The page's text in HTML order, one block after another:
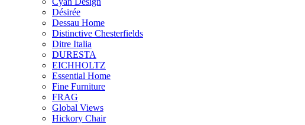
Désirée
Dessau Home
Distinctive Chesterfields
Ditre Italia
DURESTA
EICHHOLTZ
Essential Home
Fine Furniture
FRAG
Global Views
Hickory Chair